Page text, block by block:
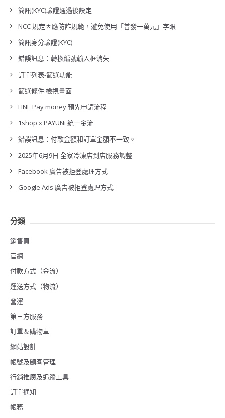
簡訊(KYC)驗證通過後設定
NCC 規定因應防詐規範，避免使用「普發一萬元」字眼
簡訊身分驗證(KYC)
錯誤訊息：轉換編號輸入框消失
訂單列表-篩選功能
篩選條件:檢視畫面
LINE Pay money 預先申請流程
1shop x PAYUNi 統一金流
錯誤訊息：付款金額和訂單金額不一致。
2025年6月9日 全家冷凍店到店服務調整
Facebook 廣告被拒登處理方式
Google Ads 廣告被拒登處理方式
分類
銷售頁
官網
付款方式（金流）
運送方式（物流）
營運
第三方服務
訂單＆購物車
網站設計
帳號及顧客管理
行銷推廣及追蹤工具
訂單通知
帳務